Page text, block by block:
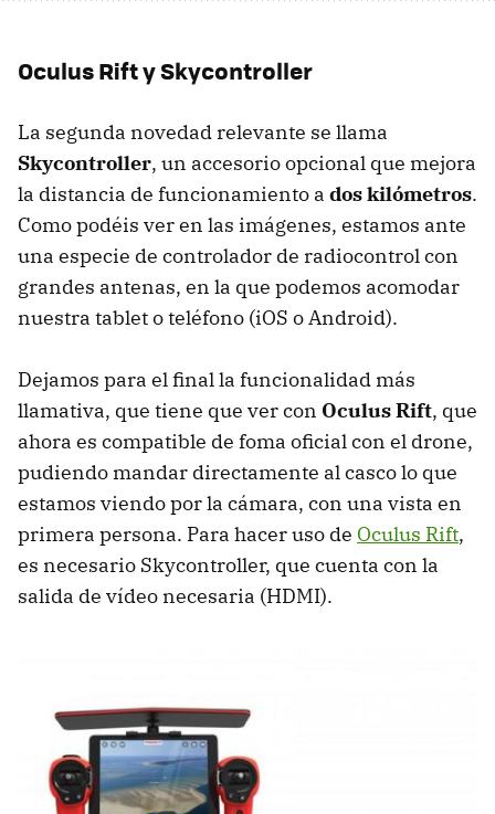
Oculus Rift y Skycontroller
La segunda novedad relevante se llama
Skycontroller, un accesorio opcional que mejora
la distancia de funcionamiento a dos kilómetros.
Como podéis ver en las imágenes, estamos ante
una especie de controlador de radiocontrol con
grandes antenas, en la que podemos acomodar
nuestra tablet o teléfono (iOS o Android).
Dejamos para el final la funcionalidad más
llamativa, que tiene que ver con Oculus Rift, que
ahora es compatible de foma oficial con el drone,
pudiendo mandar directamente al casco lo que
estamos viendo por la cámara, con una vista en
primera persona. Para hacer uso de Oculus Rift,
es necesario Skycontroller, que cuenta con la
salida de vídeo necesaria (HDMI).